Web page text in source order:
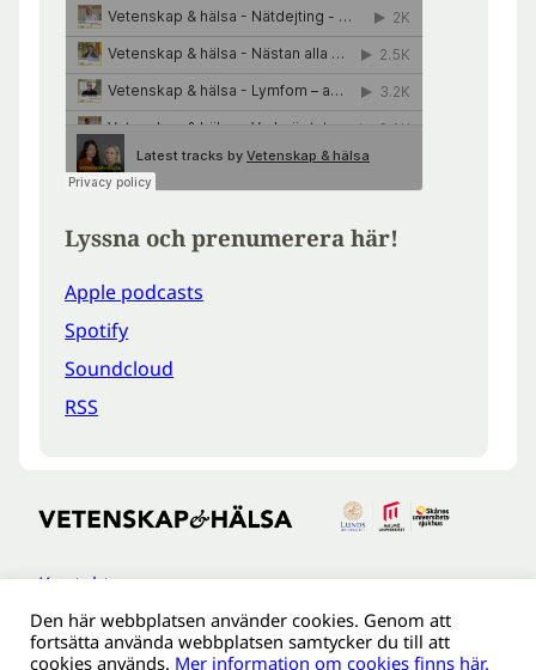
Lyssna och prenumerera här!
Apple podcasts
Spotify
Soundcloud
RSS
Kontakt
Tillgänglighetsredogöreldse
Om webbplatsen
Den här webbplatsen använder cookies. Genom att
fortsätta använda webbplatsen samtycker du till att
cookies används. Mer information om cookies finns här.